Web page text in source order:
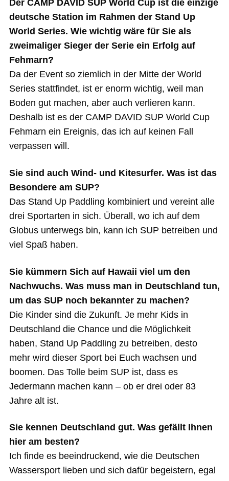
Der CAMP DAVID SUP World Cup ist die einzige
deutsche Station im Rahmen der Stand Up
World Series. Wie wichtig wäre für Sie als
zweimaliger Sieger der Serie ein Erfolg auf
Fehmarn?
Da der Event so ziemlich in der Mitte der World
Series stattfindet, ist er enorm wichtig, weil man
Boden gut machen, aber auch verlieren kann.
Deshalb ist es der CAMP DAVID SUP World Cup
Fehmarn ein Ereignis, das ich auf keinen Fall
verpassen will.
Sie sind auch Wind- und Kitesurfer. Was ist das
Besondere am SUP?
Das Stand Up Paddling kombiniert und vereint alle
drei Sportarten in sich. Überall, wo ich auf dem
Globus unterwegs bin, kann ich SUP betreiben und
viel Spaß haben.
Sie kümmern Sich auf Hawaii viel um den
Nachwuchs. Was muss man in Deutschland tun,
um das SUP noch bekannter zu machen?
Die Kinder sind die Zukunft. Je mehr Kids in
Deutschland die Chance und die Möglichkeit
haben, Stand Up Paddling zu betreiben, desto
mehr wird dieser Sport bei Euch wachsen und
boomen. Das Tolle beim SUP ist, dass es
Jedermann machen kann – ob er drei oder 83
Jahre alt ist.
Sie kennen Deutschland gut. Was gefällt Ihnen
hier am besten?
Ich finde es beeindruckend, wie die Deutschen
Wassersport lieben und sich dafür begeistern, egal